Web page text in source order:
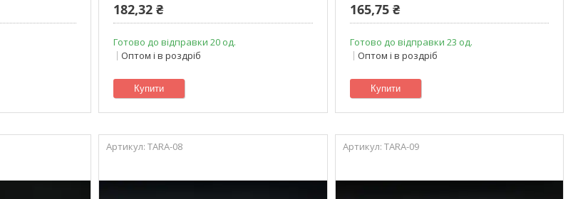
182,32 ₴
Готово до відправки 20 од.
Оптом і в роздріб
Купити
165,75 ₴
Готово до відправки 23 од.
Оптом і в роздріб
Купити
TARA-08 TARA-09